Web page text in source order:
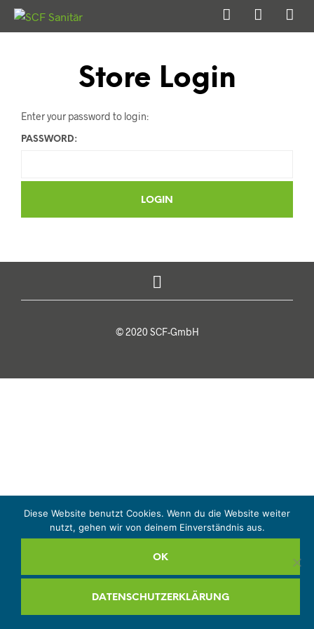
Store Login
Enter your password to login:
PASSWORD:
© 2020 SCF-GmbH
Diese Website benutzt Cookies. Wenn du die Website weiter
nutzt, gehen wir von deinem Einverständnis aus.
OK
DATENSCHUTZERKLÄRUNG